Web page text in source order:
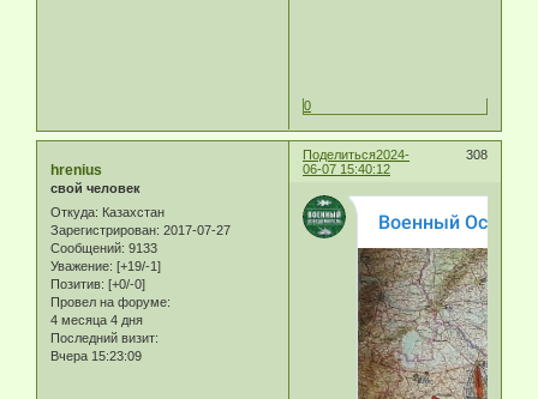
0
Поделиться 308
2024-
06-07 15:40:12
hrenius
свой человек
Откуда: Казахстан
Зарегистрирован: 2017-07-27
Сообщений: 9133
Уважение: [+19/-1]
Позитив: [+0/-0]
Провел на форуме:
4 месяца 4 дня
Последний визит:
Вчера 15:23:09